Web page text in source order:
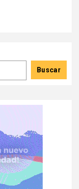
Buscar